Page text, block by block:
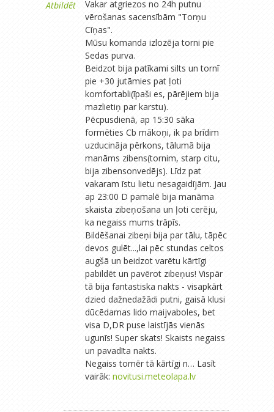
Atbildēt
Vakar atgriezos no 24h putnu
vērošanas sacensībām "Torņu
Cīņas".
Mūsu komanda izlozēja torni pie
Sedas purva.
Beidzot bija patīkami silts un tornī
pie +30 jutāmies pat ļoti
komfortabli(īpaši es, pārējiem bija
mazlietiņ par karstu).
Pēcpusdienā, ap 15:30 sāka
formēties Cb mākoņi, ik pa brīdim
uzducināja pērkons, tālumā bija
manāms zibens(tornim, starp citu,
bija zibensonvedējs). Līdz pat
vakaram īstu lietu nesagaidījām. Jau
ap 23:00 D pamalē bija manāma
skaista zibeņošana un ļoti cerēju,
ka negaiss mums trāpīs.
Bildēšanai zibeņi bija par tālu, tāpēc
devos gulēt...,lai pēc stundas celtos
augšā un beidzot varētu kārtīgi
pabildēt un pavērot zibeņus! Vispār
tā bija fantastiska nakts - visapkārt
dzied dažnedažādi putni, gaisā klusi
dūcēdamas lido maijvaboles, bet
visa D,DR puse laistījās vienās
ugunīs! Super skats! Skaists negaiss
un pavadīta nakts.
Negaiss tomēr tā kārtīgi n… Lasīt
vairāk: novitusi.meteolapa.lv